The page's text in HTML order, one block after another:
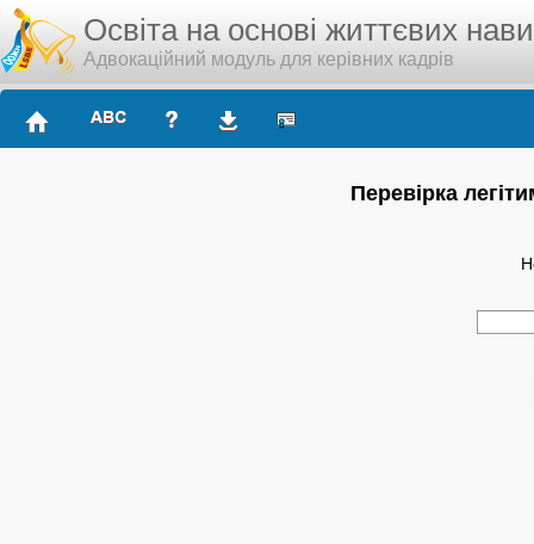
Освіта на основі життєвих
Адвокаційний модуль для керівних кадрів
Перевірка